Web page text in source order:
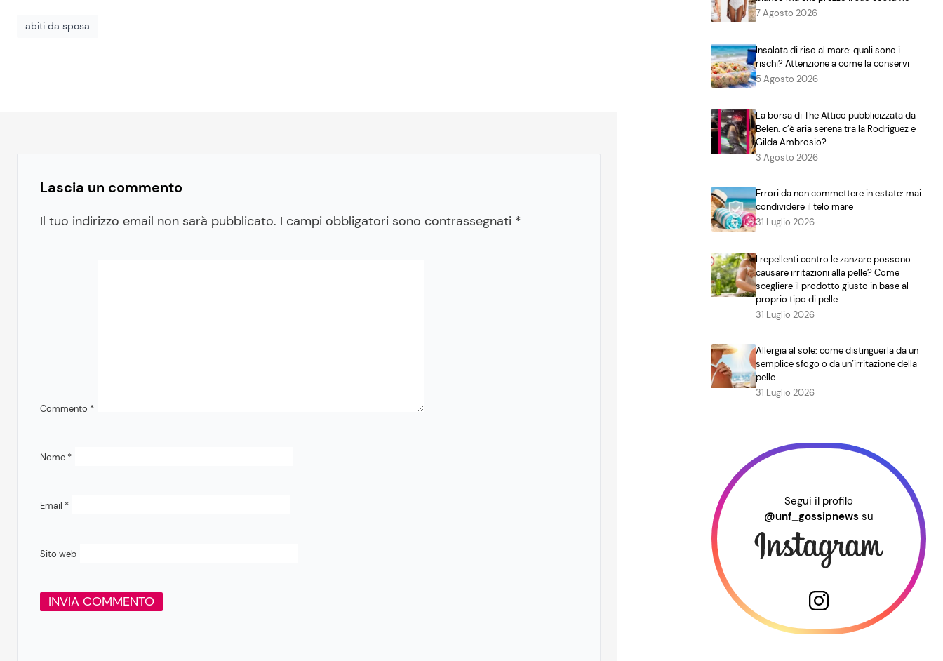
abiti da sposa
Lascia un commento
Il tuo indirizzo email non sarà pubblicato. I campi obbligatori sono contrassegnati *
Commento *
Nome *
Email *
Sito web
7 Agosto 2026
Insalata di riso al mare: quali sono i
rischi? Attenzione a come la conservi
5 Agosto 2026
La borsa di The Attico pubblicizzata da
Belen: c’è aria serena tra la Rodriguez e
Gilda Ambrosio?
3 Agosto 2026
Errori da non commettere in estate: mai
condividere il telo mare
31 Luglio 2026
I repellenti contro le zanzare possono
causare irritazioni alla pelle? Come
scegliere il prodotto giusto in base al
proprio tipo di pelle
31 Luglio 2026
Allergia al sole: come distinguerla da un
semplice sfogo o da un’irritazione della
pelle
31 Luglio 2026
Segui il profilo
@unf_gossipnews su